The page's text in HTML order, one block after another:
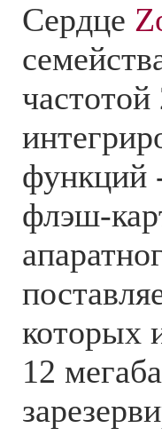
Сердце
функций
флэш-
которых
12